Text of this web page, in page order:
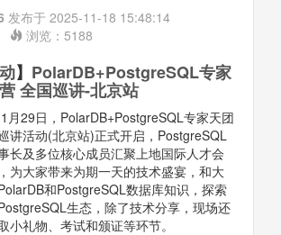
发布于 2025-11-18 15:48:14
浏览： 5188
】 PolarDB+PostgreSQL专家
全国巡讲-北京站
月29日，PolarDB+PostgreSQL专家天团
讲活动(北京站)正式开启，PostgreSQL
长及多位核心成员汇聚上地国际人才会
为大家带来为期一天的技术盛宴，和大
和PostgreSQL数据库知识，探索
生态，除了技术分享，现场还
小礼物、考试和颁证等环节。